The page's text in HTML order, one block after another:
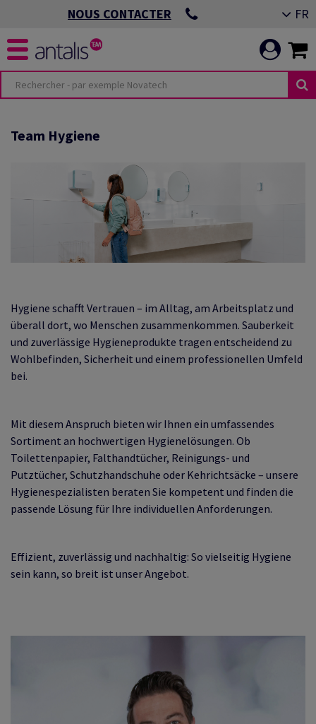
NOUS CONTACTER FR
BUREAU &
PERFORMANCE
Team Hygiene
Hygiene schafft Vertrauen – im Alltag, am Arbeitsplatz und
überall dort, wo Menschen zusammenkommen. Sauberkeit
und zuverlässige Hygieneprodukte tragen entscheidend zu
Wohlbefinden, Sicherheit und einem professionellen Umfeld
bei.
Mit diesem Anspruch bieten wir Ihnen ein umfassendes
Sortiment an hochwertigen Hygienelösungen. Ob
Toilettenpapier, Falthandtücher, Reinigungs- und
Putztücher, Schutzhandschuhe oder Kehrichtsäcke – unsere
Hygienespezialisten beraten Sie kompetent und finden die
passende Lösung für Ihre individuellen Anforderungen.
Effizient, zuverlässig und nachhaltig: So vielseitig Hygiene
sein kann, so breit ist unser Angebot.